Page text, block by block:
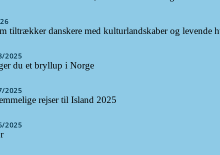
tiltrækker danskere med kulturlandskaber og levende
2025
du et bryllup i Norge
2025
rejser til Island 2025
2025